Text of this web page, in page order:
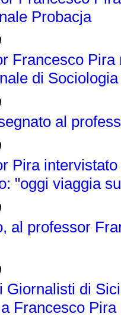
Probacja
Francesco
di
al
Pira
"oggi viaggia
al professor
Giornalisti di
Francesco Pira